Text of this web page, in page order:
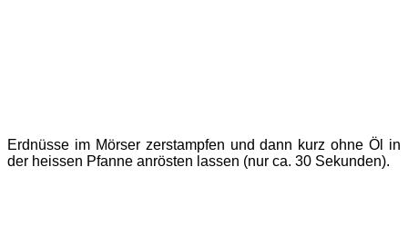
Erdnüsse im Mörser zerstampfen und dann kurz ohne Öl in
der heissen Pfanne anrösten lassen (nur ca. 30 Sekunden).